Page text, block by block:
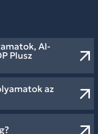
AI-
Plusz
az